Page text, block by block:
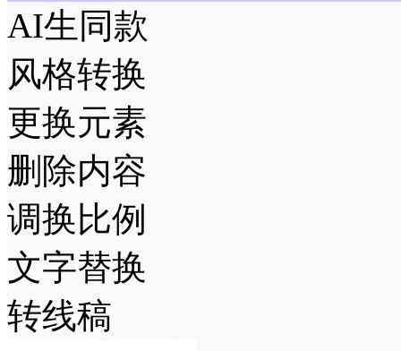
AI生同款
风格转换
更换元素
删除内容
调换比例
文字替换
转线稿